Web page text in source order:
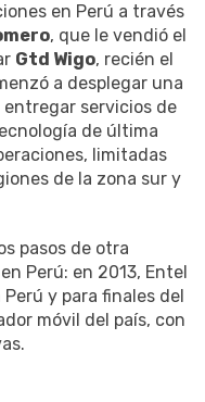
en Perú a través
, que le vendió el
Gtd Wigo, recién el
a desplegar una
servicios de
de última
limitadas
de la zona sur y
pasos de otra
Perú: en 2013, Entel
y para finales del
móvil del país, con